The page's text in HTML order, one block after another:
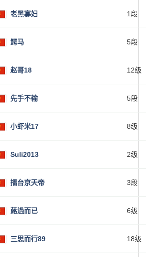
老黑寡妇 1段
鳄马 5段
赵哥18 12级
先手不输 5段
小虾米17 8级
Suli2013 2级
擂台京天帝 3段
蕗過而已 6级
三思而行89 18级